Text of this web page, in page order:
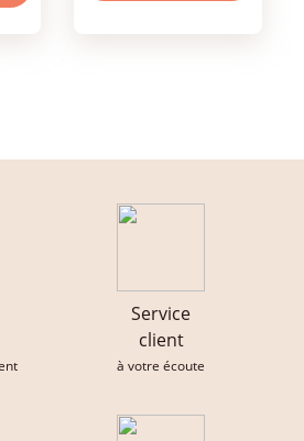
Service
client
à votre écoute